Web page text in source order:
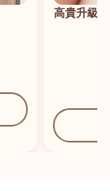
高貴升級